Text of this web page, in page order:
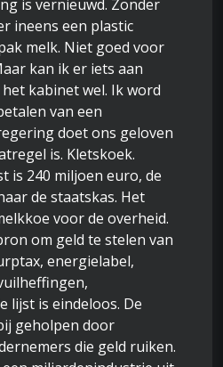
is vernieuwd. Zonder
ineens een plastic
melk. Niet goed voor
kan ik er iets aan
kabinet wel. Ik word
van een
doet ons geloven
is. Kletskoek.
is 240 miljoen euro, de
de staatskas. Het
voor de overheid.
om geld te stelen van
energielabel,
lijst is eindeloos. De
geholpen door
die geld ruiken.